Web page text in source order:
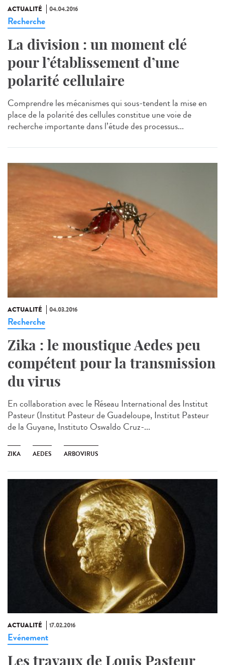
ACTUALITÉ 04.04.2016
Recherche
La division : un moment clé
pour l’établissement d’une
polarité cellulaire
Comprendre les mécanismes qui sous-tendent la mise en
place de la polarité des cellules constitue une voie de
recherche importante dans l’étude des processus...
ACTUALITÉ 04.03.2016
Recherche
Zika : le moustique Aedes peu
compétent pour la transmission
du virus
En collaboration avec le Réseau International des Institut
Pasteur (Institut Pasteur de Guadeloupe, Institut Pasteur
de la Guyane, Instituto Oswaldo Cruz-...
ZIKA AEDES ARBOVIRUS
ACTUALITÉ 17.02.2016
Evénement
Les travaux de Louis Pasteur